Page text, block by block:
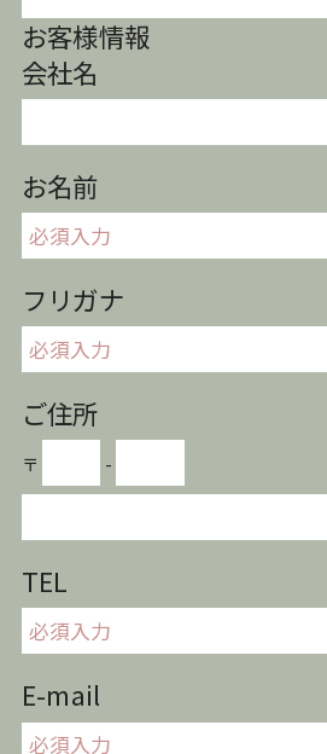
お客様情報
会社名
お名前
フリガナ
ご住所
〒 -
TEL
E-mail